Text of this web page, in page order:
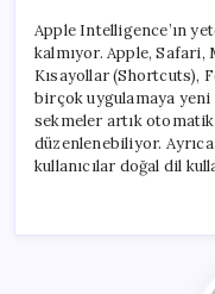
Apple Intelligence’ın
kalmıyor. Apple, Safari,
Kısayollar (Shortcuts),
birçok uygulamaya yeni
sekmeler artık
düzenlenebiliyor.
kullanıcılar doğal dil